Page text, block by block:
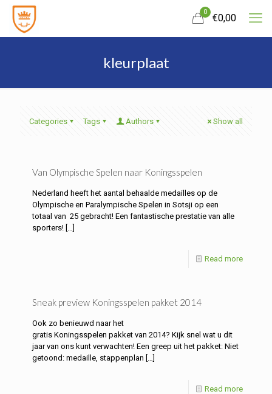
0
€0,00
kleurplaat
Categories Tags Authors Show all
Van Olympische Spelen naar Koningsspelen
Nederland heeft het aantal behaalde medailles op de
Olympische en Paralympische Spelen in Sotsji op een
totaal van 25 gebracht! Een fantastische prestatie van alle
sporters! […]
Read more
Sneak preview Koningsspelen pakket 2014
Ook zo benieuwd naar het
gratis Koningsspelen pakket van 2014? Kijk snel wat u dit
jaar van ons kunt verwachten! Een greep uit het pakket: Niet
getoond: medaille, stappenplan […]
Read more